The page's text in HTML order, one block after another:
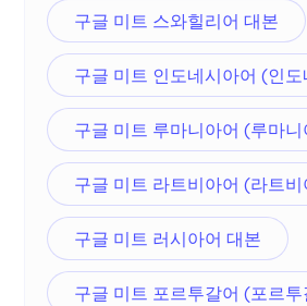
구글 미트 스와힐리어 대본
구글 미트 인도네시아어 (인
구글 미트 루마니아어 (루마
구글 미트 라트비아어 (라트
구글 미트 러시아어 대본
구글 미트 포르투갈어 (포르